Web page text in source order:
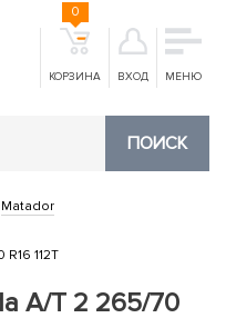
КОРЗИНА
0
ВХОД МЕНЮ
ПОИСК
Matador
112T
A/T 2 265/70